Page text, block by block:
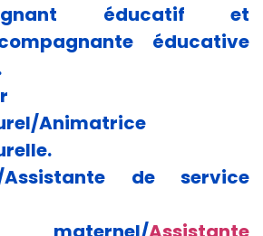
éducatif et
éducative
Animatrice
Assistante de service